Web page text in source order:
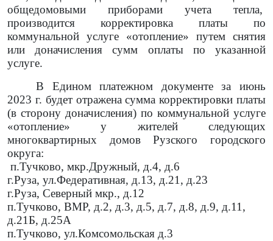
общедомовыми приборами учета тепла,
производится корректировка платы по
коммунальной услуге «отопление» путем снятия
или доначисления сумм оплаты по указанной
услуге.
В Едином платежном документе за июнь
2023 г. будет отражена сумма корректировки платы
(в сторону доначисления) по коммунальной услуге
«отопление» у жителей следующих
многоквартирных домов Рузского городского
округа:
п.Тучково, мкр.Дружный, д.4, д.6
г.Руза, ул.Федеративная, д.13, д.21, д.23
г.Руза, Северный мкр., д.12
п.Тучково, ВМР, д.2, д.3, д.5, д.7, д.8, д.9, д.11,
д.21Б, д.25А
п.Тучково, ул.Комсомольская д.3